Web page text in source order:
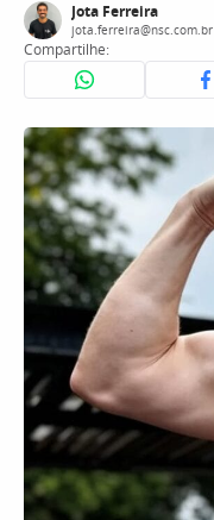
Jota Ferreira
jota.ferreira@nsc.com.br
Compartilhe: